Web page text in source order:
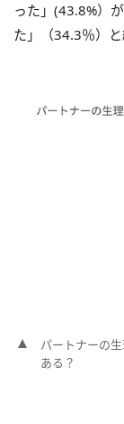
った」(43.8%）
た」（34.3％）と
パートナーの
ある？